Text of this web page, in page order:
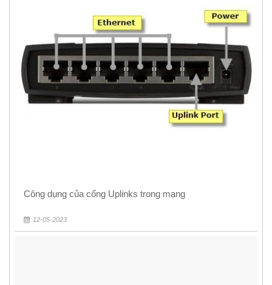
Công dụng của cổng Uplinks trong mạng
12-05-2023